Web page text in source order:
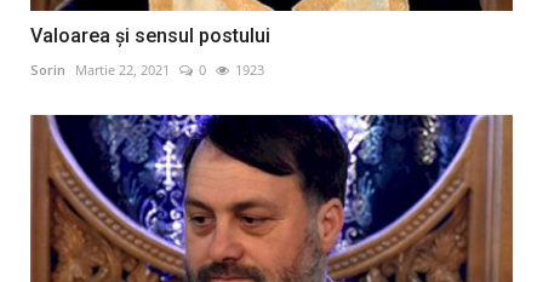
Valoarea și sensul postului
Sorin Martie 22, 2021 0 1923